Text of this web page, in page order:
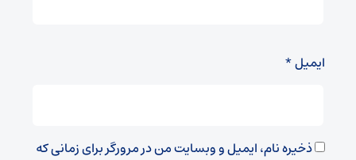
ایمیل*
ذخیره نام، ایمیل و وبسایت من در مرورگر برای زمانی که